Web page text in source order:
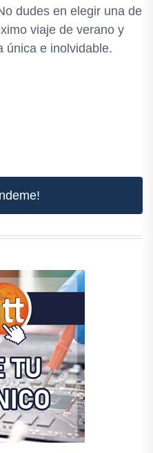
dudes en elegir una de
viaje de verano y
única e inolvidable.